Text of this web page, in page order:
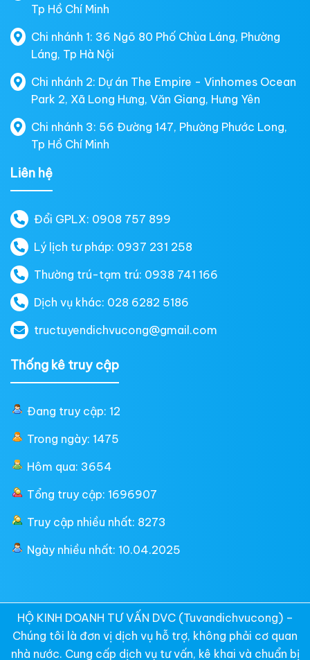
Tp Hồ Chí Minh
Chi nhánh 1: 36 Ngõ 80 Phố Chùa Láng, Phường
Láng, Tp Hà Nội
Chi nhánh 2: Dự án The Empire - Vinhomes Ocean
Park 2, Xã Long Hưng, Văn Giang, Hưng Yên
Chi nhánh 3: 56 Đường 147, Phường Phước Long,
Tp Hồ Chí Minh
Liên hệ
Đổi GPLX: 0908 757 899
Lý lịch tư pháp: 0937 231 258
Thường trú-tạm trú: 0938 741 166
Dịch vụ khác: 028 6282 5186
tructuyendichvucong@gmail.com
Thống kê truy cập
Đang truy cập: 12
Trong ngày: 1475
Hôm qua: 3654
Tổng truy cập: 1696907
Truy cập nhiều nhất: 8273
Ngày nhiều nhất: 10.04.2025
HỘ KINH DOANH TƯ VẤN DVC (Tuvandichvucong) –
Chúng tôi là đơn vị dịch vụ hỗ trợ, không phải cơ quan
nhà nước. Cung cấp dịch vụ tư vấn, kê khai và chuẩn bị